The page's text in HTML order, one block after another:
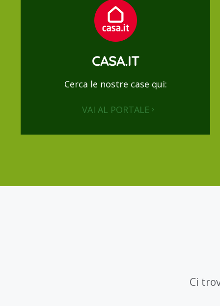
CASA.IT
Cerca le nostre case qui:
VAI AL PORTALE
Ci